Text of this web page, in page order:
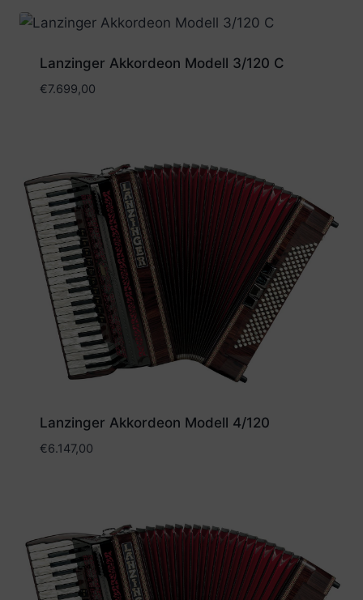
Lanzinger Akkordeon Modell 3/120 C
€7.699,00
Lanzinger Akkordeon Modell 4/120
€6.147,00